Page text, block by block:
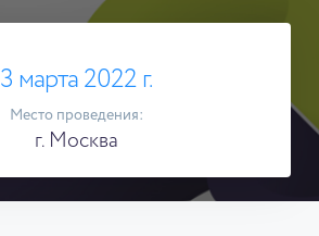
3 марта 2022 г.
Место проведения:
г. Москва